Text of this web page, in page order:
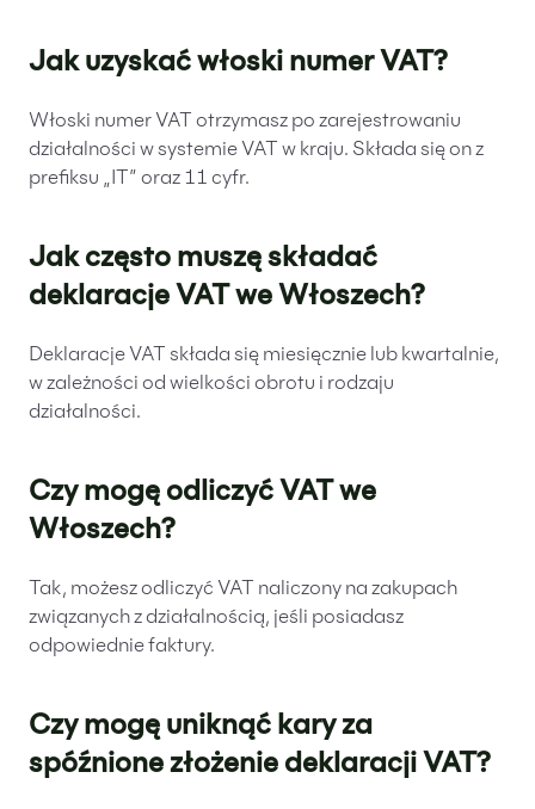
Jak uzyskać włoski numer VAT?
Włoski numer VAT otrzymasz po zarejestrowaniu
działalności w systemie VAT w kraju. Składa się on z
prefiksu „IT” oraz 11 cyfr.
Jak często muszę składać
deklaracje VAT we Włoszech?
Deklaracje VAT składa się miesięcznie lub kwartalnie,
w zależności od wielkości obrotu i rodzaju
działalności.
Czy mogę odliczyć VAT we
Włoszech?
Tak, możesz odliczyć VAT naliczony na zakupach
związanych z działalnością, jeśli posiadasz
odpowiednie faktury.
Czy mogę uniknąć kary za
spóźnione złożenie deklaracji VAT?